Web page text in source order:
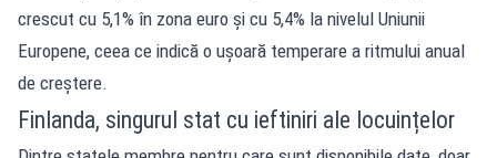
crescut cu 5,1% în zona euro și cu 5,4% la nivelul Uniunii
Europene, ceea ce indică o ușoară temperare a ritmului anual
de creștere.
Finlanda, singurul stat cu ieftiniri ale locuințelor